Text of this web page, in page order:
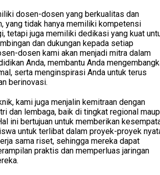
dosen-dosen yang berkualitas dan
yang tidak hanya memiliki kompetensi
tetapi juga memiliki dedikasi yang kuat
dan dukungan kepada setiap
dosen kami akan menjadi mitra dalam
Anda, membantu Anda
serta menginspirasi Anda untuk terus
berinovasi.
kami juga menjalin kemitraan dengan
dan lembaga, baik di tingkat regional
ini bertujuan untuk memberikan
untuk terlibat dalam proyek-proyek
sama riset, sehingga mereka dapat
praktis dan memperluas jaringan